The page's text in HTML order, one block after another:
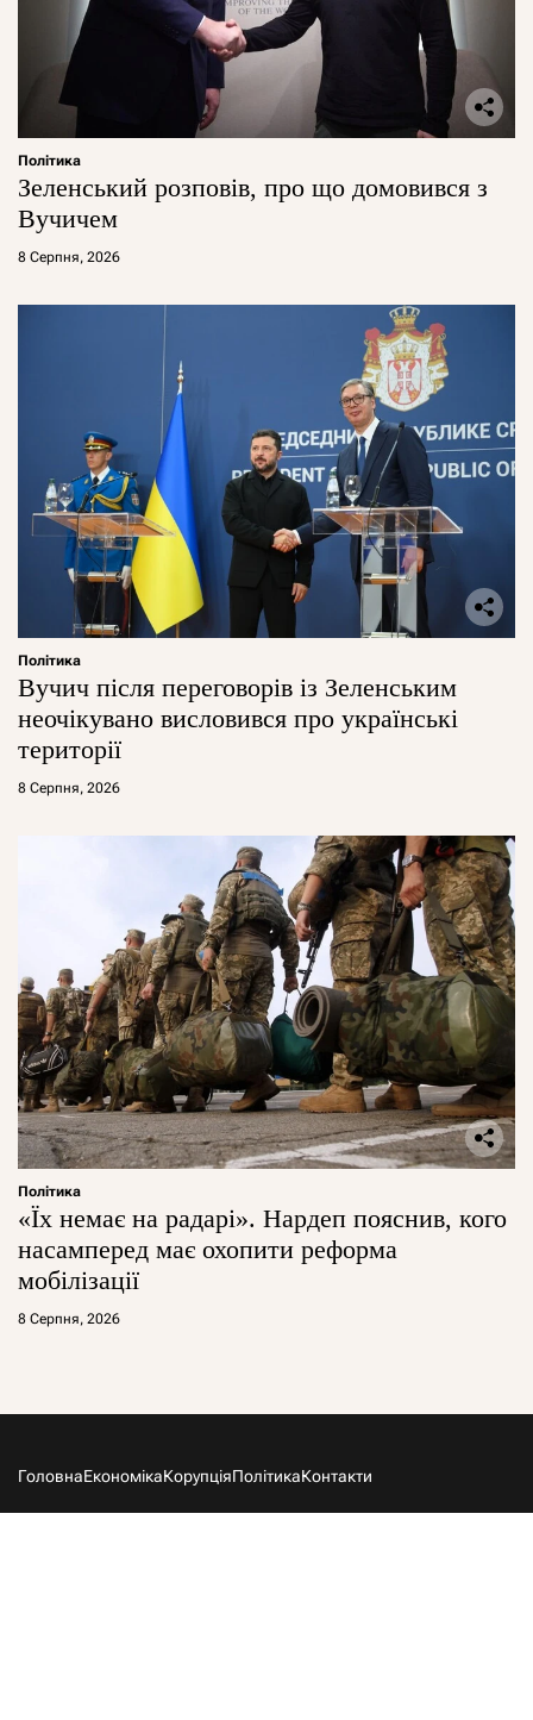
Політика
Зеленський розповів, про що домовився з
Вучичем
8 Серпня, 2026
Політика
Вучич після переговорів із Зеленським
неочікувано висловився про українські
території
8 Серпня, 2026
Політика
«Їх немає на радарі». Нардеп пояснив, кого
насамперед має охопити реформа
мобілізації
8 Серпня, 2026
ГоловнаЕкономікаКорупціяПолітикаКонтакти